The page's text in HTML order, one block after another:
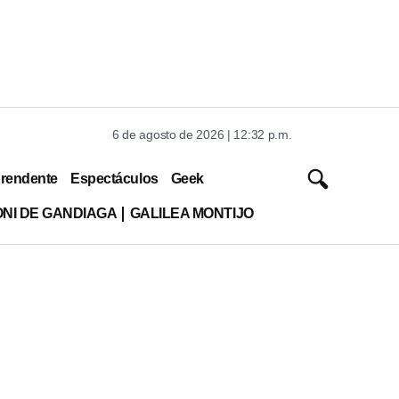
6 de agosto de 2026 | 12:32 p.m.
Espectáculos Geek
DE GANDIAGA GALILEA MONTIJO